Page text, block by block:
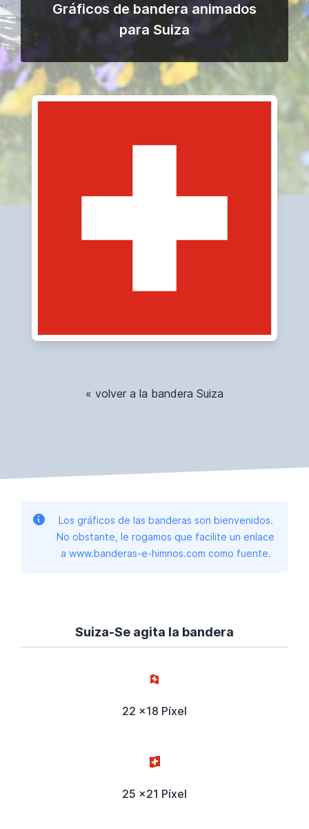
Gráficos de bandera animados
para Suiza
« volver a la bandera Suiza
Los gráficos de las banderas son bienvenidos.
No obstante, le rogamos que facilite un enlace
a www.banderas-e-himnos.com como fuente.
Suiza-Se agita la bandera
22 x18 Píxel
25 x21 Píxel